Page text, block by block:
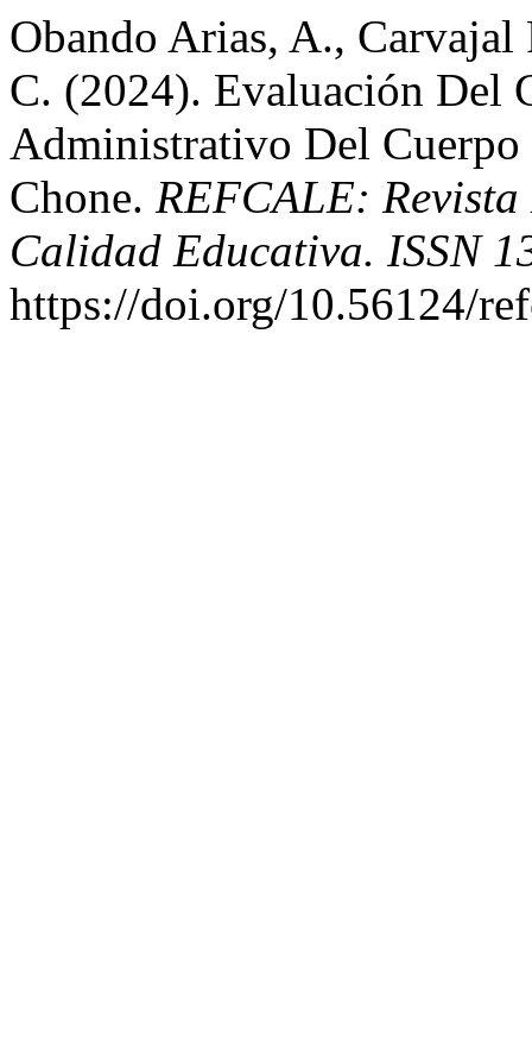
Obando Arias, A.,
C. (2024). Evaluación Del
Administrativo Del
Chone. REFCALE:
Calidad Educativa. ISSN
https://doi.org/10.56124/